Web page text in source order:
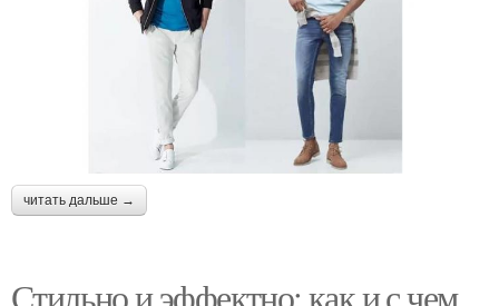
читать дальше →
Стильно и эффектно: как и с чем